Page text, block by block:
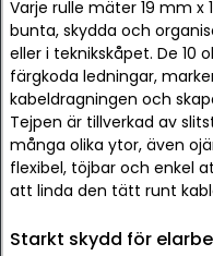
Varje rulle mäter 19 mm
bunta, skydda och
eller i teknikskåpet. De 10
färgkoda ledningar,
kabeldragningen och
Tejpen är tillverkad av
många olika ytor, även
flexibel, töjbar och enkel
att linda den tätt runt
Starkt skydd för